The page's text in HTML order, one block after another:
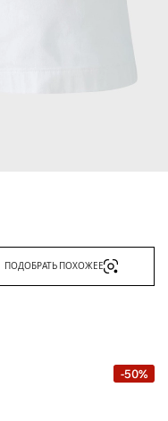
ПОДОБРАТЬ ПОХОЖЕЕ
-50%